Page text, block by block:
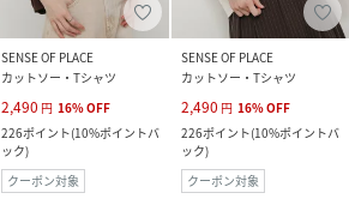
SENSE OF PLACE
カットソー・Tシャツ
2,490 円 16%OFF
226ポイント(10%ポイントバ
ック)
クーポン対象
SENSE OF PLACE
カットソー・Tシャツ
2,490 円 16%OFF
226ポイント(10%ポイントバ
ック)
クーポン対象